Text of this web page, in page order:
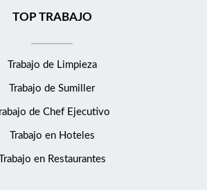
TOP TRABAJO
Trabajo de Limpieza
Trabajo de Sumiller
de Chef Ejecutivo
Trabajo en Hoteles
Trabajo en Restaurantes